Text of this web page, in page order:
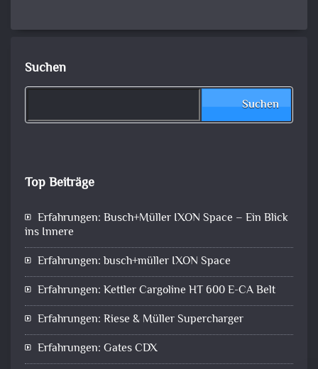
Suchen
Suchen
Top Beiträge
Erfahrungen: Busch+Müller IXON Space – Ein Blick
ins Innere
Erfahrungen: busch+müller IXON Space
Erfahrungen: Kettler Cargoline HT 600 E-CA Belt
Erfahrungen: Riese & Müller Supercharger
Erfahrungen: Gates CDX